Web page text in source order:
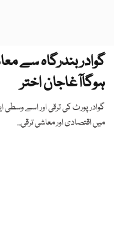
گوادر بندرگاہ سے
ہوگاآغاجان اختر
گوادر پورٹ کی ترقی اور اسے وسطی
میں اقتصادی اور معاشی ترقی...